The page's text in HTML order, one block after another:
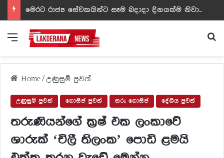
ඩඩ්ලිට දෙවෙනි නොවූ රත්න සහල් අධිපති..- PHOTOS
Menu
Home/උණුසුම් පුවත්
උණුසුම් පුවත් ගොසිප් පුවත් තරු ගොසිප් දේශිය පුවත්
තරුණියන්ගේ ක්‍රෂ් එක ලංකාවේ
ශාරුක් ‘චිලී තිලංක’ පොඩි ළමයි